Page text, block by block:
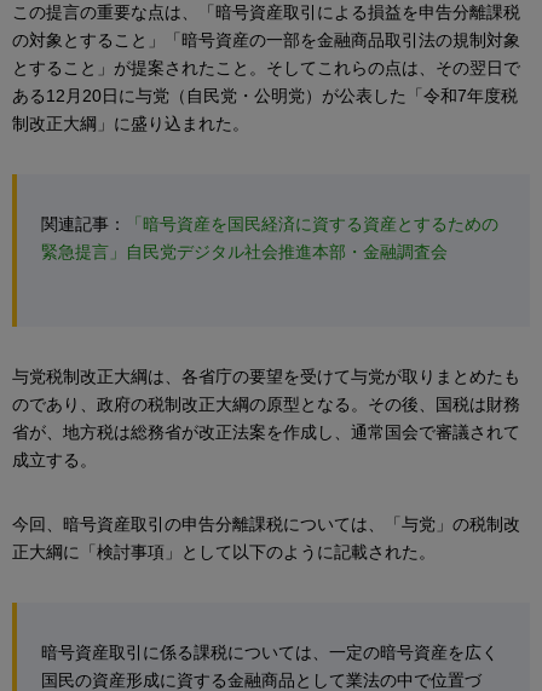
この提言の重要な点は、「暗号資産取引による損益を申告分離課税
の対象とすること」「暗号資産の一部を金融商品取引法の規制対象
とすること」が提案されたこと。そしてこれらの点は、その翌日で
ある12月20日に与党（自民党・公明党）が公表した「令和7年度税
制改正大綱」に盛り込まれた。
関連記事：
「暗号資産を国民経済に資する資産とするための
緊急提言」自民党デジタル社会推進本部・金融調査会
与党税制改正大綱は、各省庁の要望を受けて与党が取りまとめたも
のであり、政府の税制改正大綱の原型となる。その後、国税は財務
省が、地方税は総務省が改正法案を作成し、通常国会で審議されて
成立する。
今回、暗号資産取引の申告分離課税については、「与党」の税制改
正大綱に「検討事項」として以下のように記載された。
暗号資産取引に係る課税については、一定の暗号資産を広く
国民の資産形成に資する金融商品として業法の中で位置づ